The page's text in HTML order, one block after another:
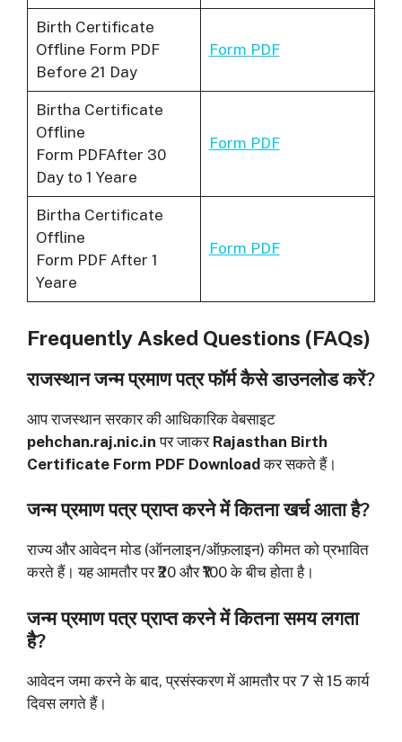
Birth Certificate
Offline Form PDF
Before 21 Day
Form PDF
Birtha Certificate
Offline
Form PDFAfter 30
Day to 1 Yeare
Form PDF
Birtha Certificate
Offline
Form PDF After 1
Yeare
Form PDF
Frequently Asked Questions (FAQs)
राजस्थान जन्म प्रमाण पत्र फॉर्म कैसे डाउनलोड करें?
आप राजस्थान सरकार की आधिकारिक वेबसाइट
pehchan.raj.nic.in पर जाकर Rajasthan Birth
Certificate Form PDF Downloadकर सकते हैं।
जन्म प्रमाण पत्र प्राप्त करने में कितना खर्च आता है?
राज्य और आवेदन मोड (ऑनलाइन/ऑफ़लाइन) कीमत को प्रभावित
करते हैं। यह आमतौर पर ₹20 और ₹100 के बीच होता है।
जन्म प्रमाण पत्र प्राप्त करने में कितना समय लगता
है?
आवेदन जमा करने के बाद, प्रसंस्करण में आमतौर पर 7 से 15 कार्य
दिवस लगते हैं।